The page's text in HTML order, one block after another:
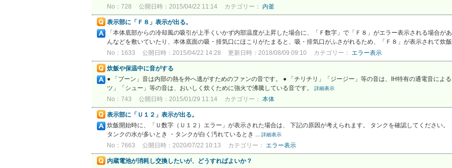
No：728
公開日時：2015/04/22 11:14 カテゴリー： 内釜
表示部に「Ｆ８」表示が出る。
「本体底部からの冷却風の吸引が上手くいかず内部温度が上昇した場合に、「Ｆ数字」で「Ｆ８」がエラー表示される場合が
んなどを敷いていたり、本体底面の吸・排気口にほこりがたまると、吸・排気口がふさがれるため、「Ｆ８」が表示されて炊
No：1633
公開日時：2015/04/22 14:28 更新日時：2018/08/09 09:10 カテゴリー： エラー表示
炊飯や保温中に音がする
● 「ブーン」音は内部の熱を外へ逃がすためのファンの音です。 ● 「チリチリ」「ジージー」等の音は、IH特有の通電音によ
ツ」「シュー」等の音は、おいしく炊くために強火で沸騰している音です。
詳細表示
No：743 公開日時：2015/01/29 11:14 カテゴリー： 本体
表示部に「Ｕ１２」表示が出る。
炊飯開始時に、「Ｕ数字（Ｕ１２）エラー」が表示された場合は、 下記の原因が考えられます。 タンクを確認してく
タンクの水が多いとき ・タンクが白く汚れているとき ... 詳細表示
No：7663 公開日時：2020/07/22 10:13 カテゴリー： エラー表示
内蔵電池が消耗し交換したいが、どうすればよいか？